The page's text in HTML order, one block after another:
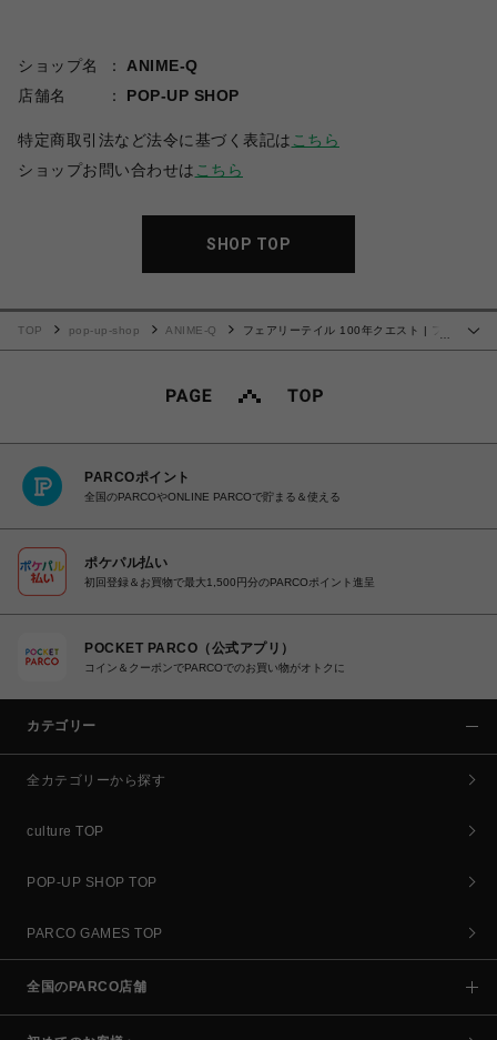
ショップ名
ANIME-Q
店舗名
POP-UP SHOP
特定商取引法など法令に基づく表記は こちら
ショップお問い合わせは こちら
SHOP TOP
TOP pop-up-shop ANIME-Q
フェアリーテイル 100年クエスト | フ
PARCOポイント
全国のPARCOやONLINE PARCOで貯まる＆使える
ポケパル払い
初回登録＆お買物で最大1,500円分のPARCOポイント進呈
POCKET PARCO（公式アプリ）
コイン＆クーポンでPARCOでのお買い物がオトクに
カテゴリー
全カテゴリーから探す
culture TOP
POP-UP SHOP TOP
PARCO GAMES TOP
全国のPARCO店舗